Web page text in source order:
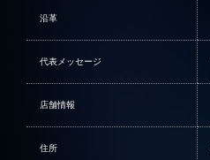
沿革
代表メッセージ
店舗情報
住所